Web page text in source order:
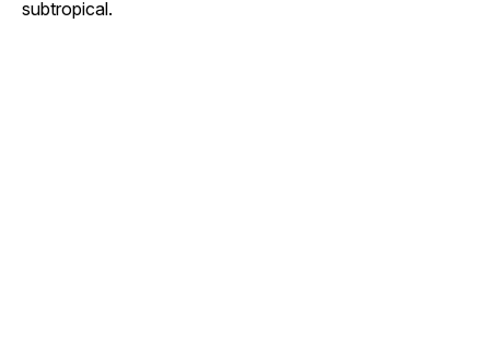
subtropical.